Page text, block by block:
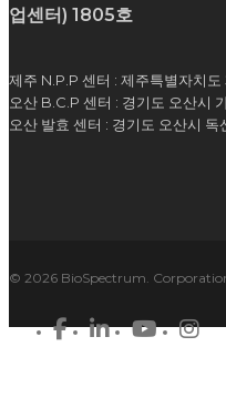
업센터) 1805호
제주 N.P.P 센터 : 제주특별자치
오산 B.C.P 센터 : 경기도 오산시
오산 발효 센터 : 경기도 오산시
© 2026 BioSpectrum.
facebooklinkedinyoutube